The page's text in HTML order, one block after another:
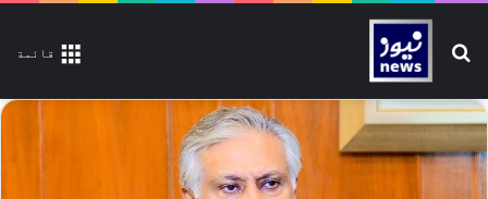
قائمة تلاش کیجیے